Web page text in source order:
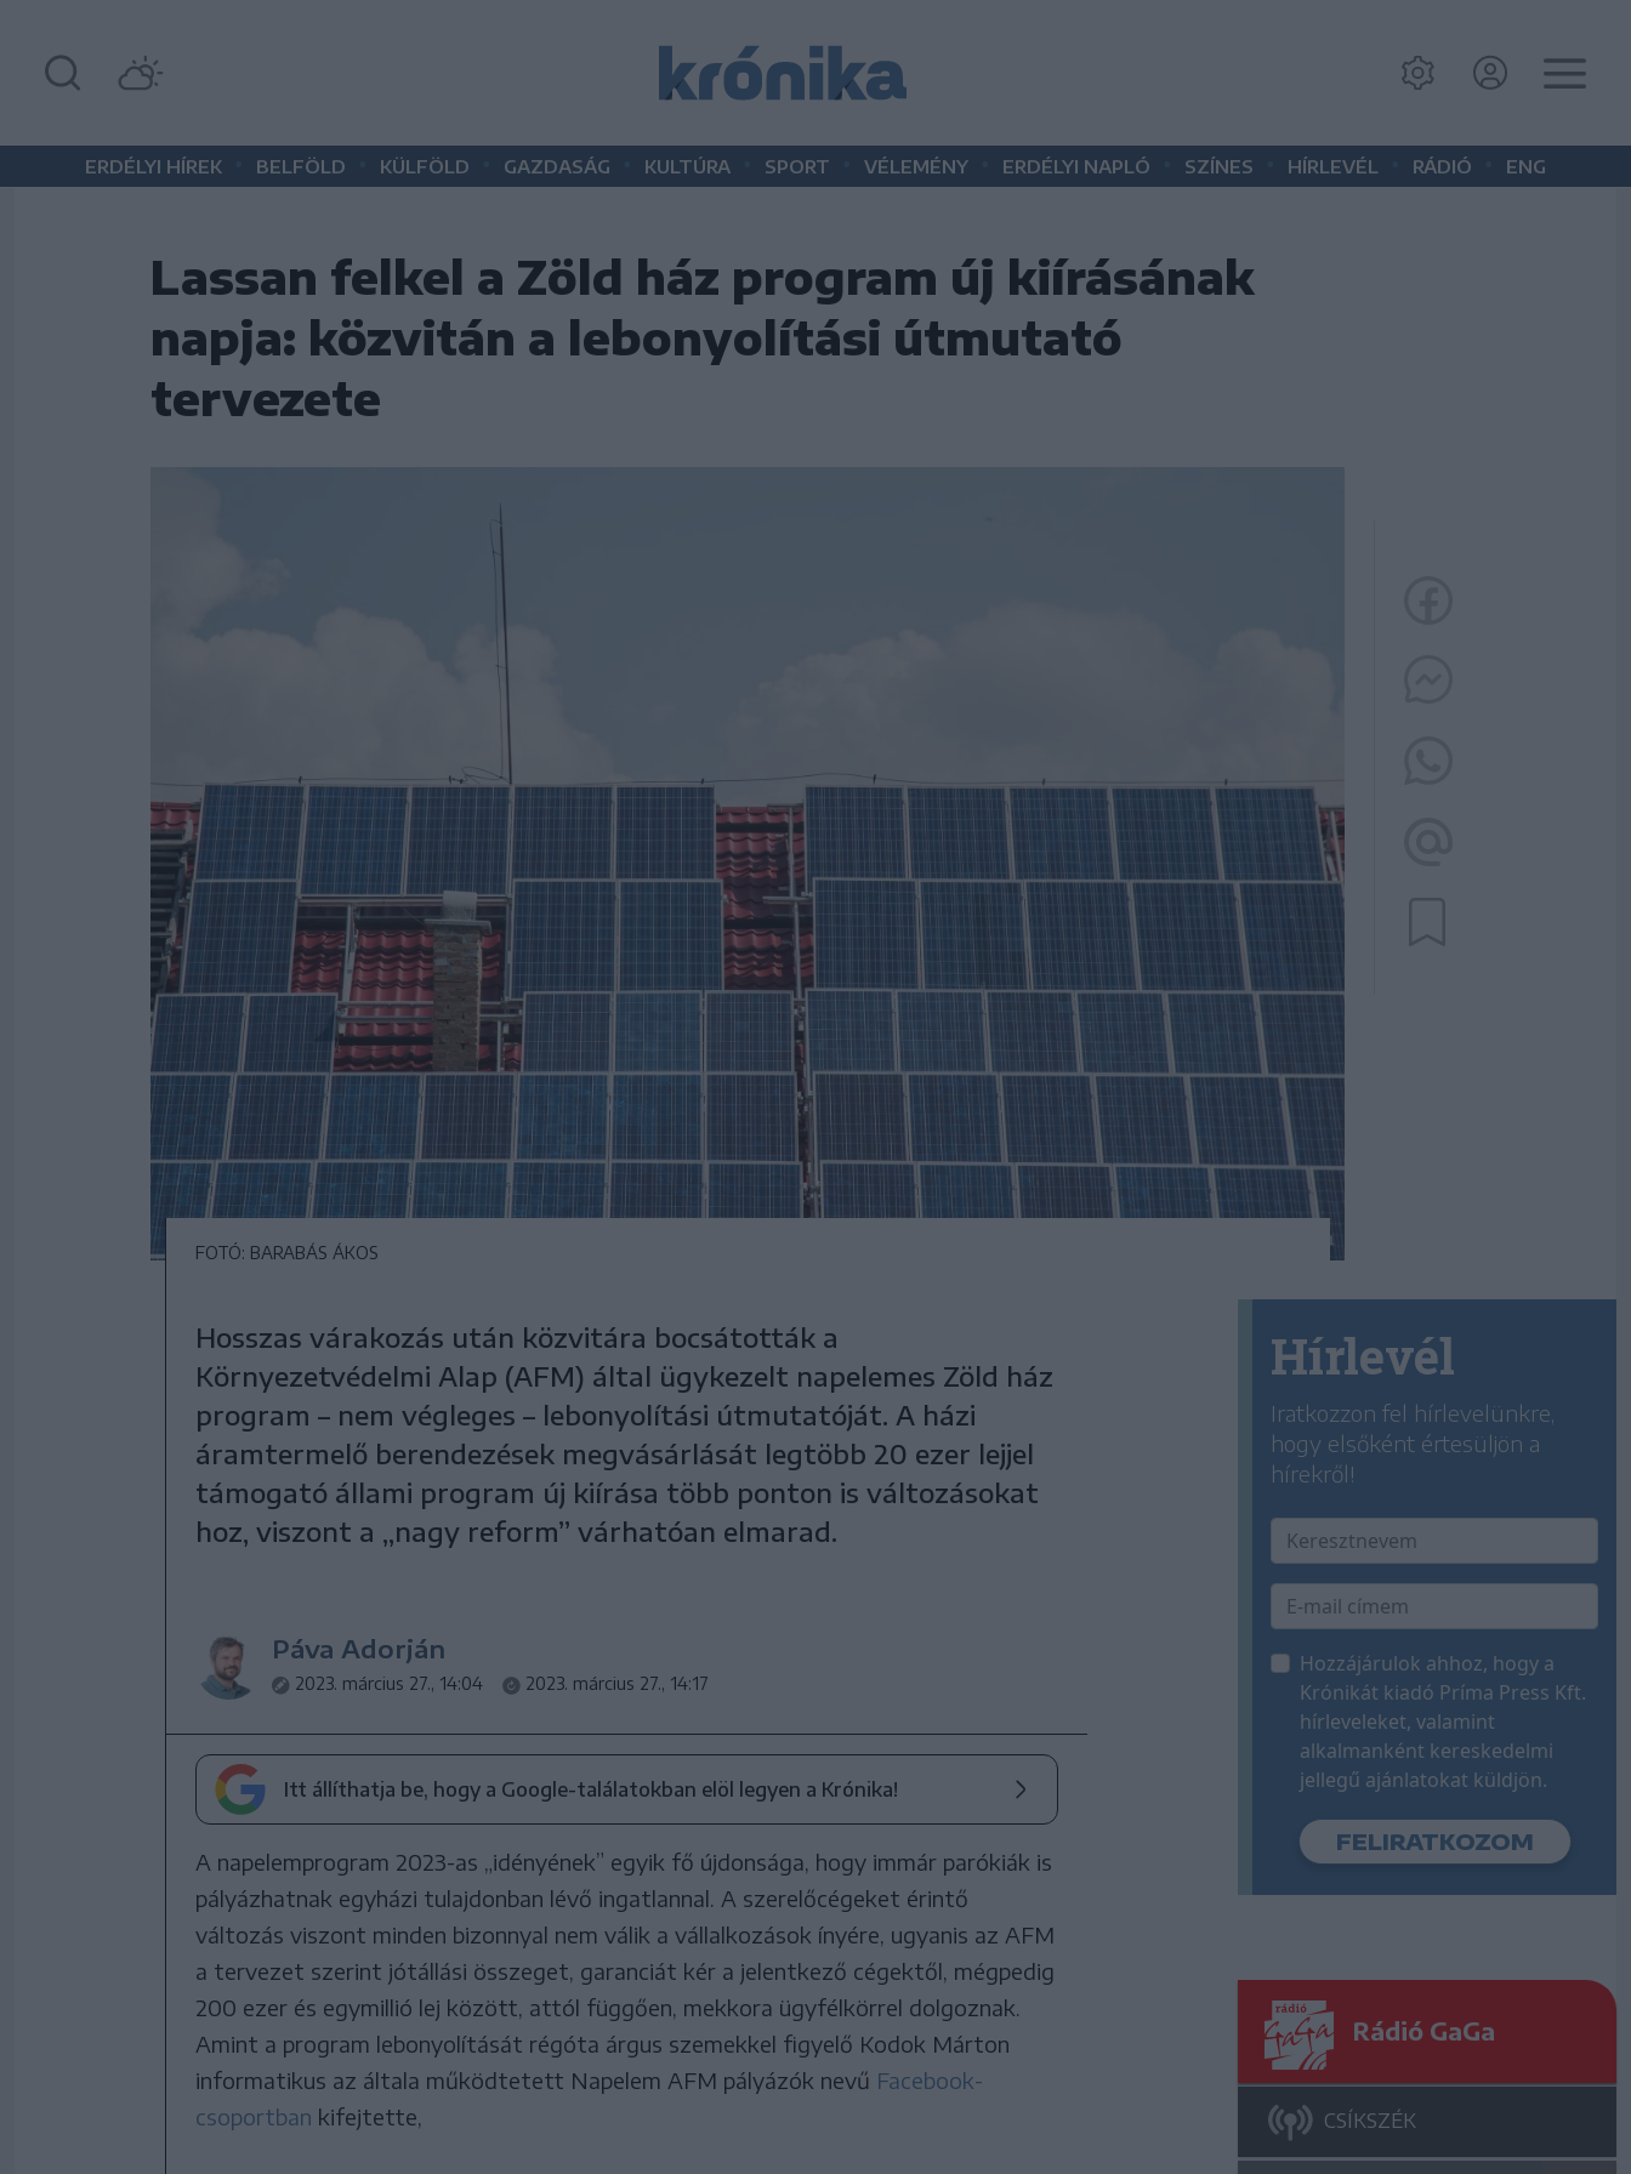
ERDÉLYI HÍREK BELFÖLD KÜLFÖLD GAZDASÁG KULTÚRA SPORT VÉLEMÉNY ERDÉLYI NAPLÓ SZÍNES HÍRLEVÉL RÁDIÓ ENG
Lassan felkel a Zöld ház program új kiírásának
napja: közvitán a lebonyolítási útmutató
tervezete
FOTÓ: BARABÁS ÁKOS
Hosszas várakozás után közvitára bocsátották a
Környezetvédelmi Alap (AFM) által ügykezelt napelemes Zöld ház
program – nem végleges – lebonyolítási útmutatóját. A házi
áramtermelő berendezések megvásárlását legtöbb 20 ezer lejjel
támogató állami program új kiírása több ponton is változásokat
hoz, viszont a „nagy reform” várhatóan elmarad.
Páva Adorján
2023. március 27., 14:04 2023. március 27., 14:17
Itt állíthatja be, hogy a Google-találatokban elöl legyen a Krónika!
A napelemprogram 2023-as „idényének” egyik fő újdonsága, hogy immár parókiák is
pályázhatnak egyházi tulajdonban lévő ingatlannal. A szerelőcégeket érintő
változás viszont minden bizonnyal nem válik a vállalkozások ínyére, ugyanis az AFM
a tervezet szerint jótállási összeget, garanciát kér a jelentkező cégektől, mégpedig
200 ezer és egymillió lej között, attól függően, mekkora ügyfélkörrel dolgoznak.
Amint a program lebonyolítását régóta árgus szemekkel figyelő Kodok Márton
informatikus az általa működtetett Napelem AFM pályázók nevű Facebook-
csoportban kifejtette,
Hírlevél
Iratkozzon fel hírlevelünkre,
hogy elsőként értesüljön a
hírekről!
Hozzájárulok ahhoz, hogy a
Krónikát kiadó Príma Press Kft.
hírleveleket, valamint
alkalmanként kereskedelmi
jellegű ajánlatokat küldjön.
Rádió GaGa
CSÍKSZÉK